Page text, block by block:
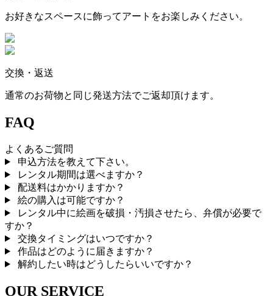
お好きなスペースに飾ってアートをお楽しみください。
交換・返送
通常のお荷物と同じ発送方法でご返却頂けます。
FAQ
よくあるご質問
申込方法を教えて下さい。
レンタル期間は選べますか？
配送料はかかりますか？
絵の購入は可能ですか？
レンタル中に絵画を破損・汚損させたら、弁償が必要で
すか？
交換タイミングはいつですか？
作品はどのように届きますか？
解約したい時はどうしたらいいですか？
OUR SERVICE